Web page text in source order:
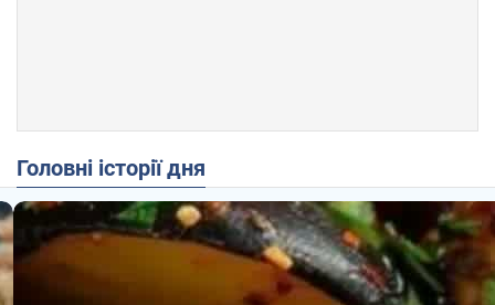
Головні історії дня